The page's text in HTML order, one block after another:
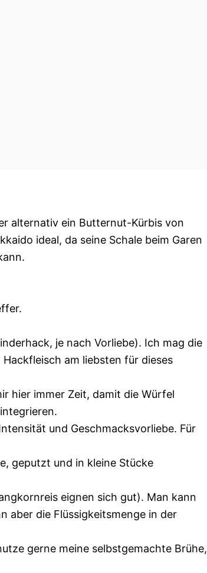
alternativ ein Butternut-Kürbis von
ideal, da seine Schale beim Garen
je nach Vorliebe). Ich mag die
am liebsten für dieses
hier immer Zeit, damit die Würfel
und Geschmacksvorliebe. Für
geputzt und in kleine Stücke
eignen sich gut). Man kann
aber die Flüssigkeitsmenge in der
gerne meine selbstgemachte Brühe,